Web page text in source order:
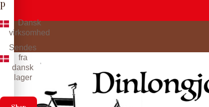
p
Dansk
virksomhed
Sendes
fra
dansk
lager